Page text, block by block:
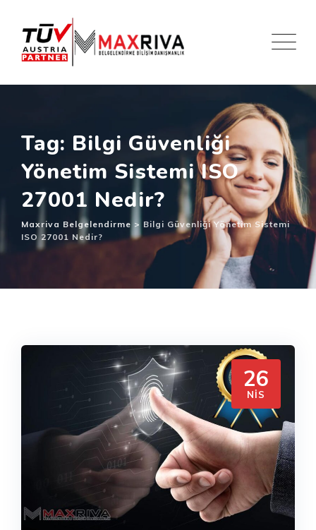
content
Tag: Bilgi Güvenliği
Yönetim Sistemi ISO
27001 Nedir?
Maxriva Belgelendirme > Bilgi Güvenliği Yönetim Sistemi
ISO 27001 Nedir?
26
NIS